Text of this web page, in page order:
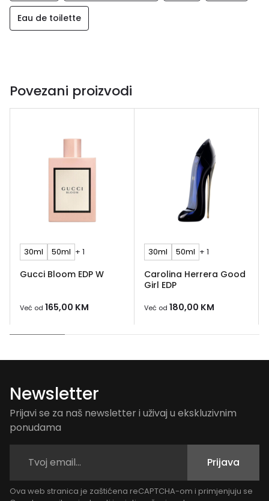
Eau de toilette
Povezani proizvodi
30ml 50ml + 1
Gucci Bloom EDP W
Već od 165,00 KM
30ml 50ml + 1
Carolina Herrera Good
Girl EDP
Već od 180,00 KM
Newsletter
Prijavi se za naš newsletter i uživaj u ekskluzivnim
ponudama
Prijava
Ova web stranica je zaštićena reCAPTCHA-om i primjenjuju se